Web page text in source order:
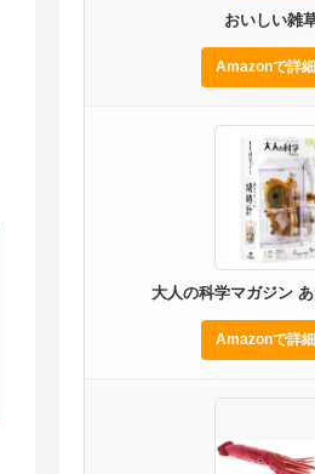
おいしい雑
Amazonで詳
大人の科学マガジン
Amazonで詳